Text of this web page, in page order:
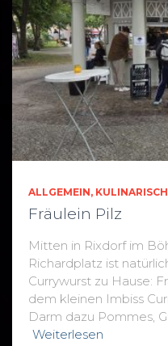
ALLGEMEIN
Fräulein Pilz
Mitten in Rixdorf im
Richardplatz ist
Currywurst zu Hause:
dem kleinen Imbiss
Darm dazu Pommes,
Weiterlesen